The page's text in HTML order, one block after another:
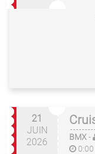
21
JUIN
2026
BMX-
0:00